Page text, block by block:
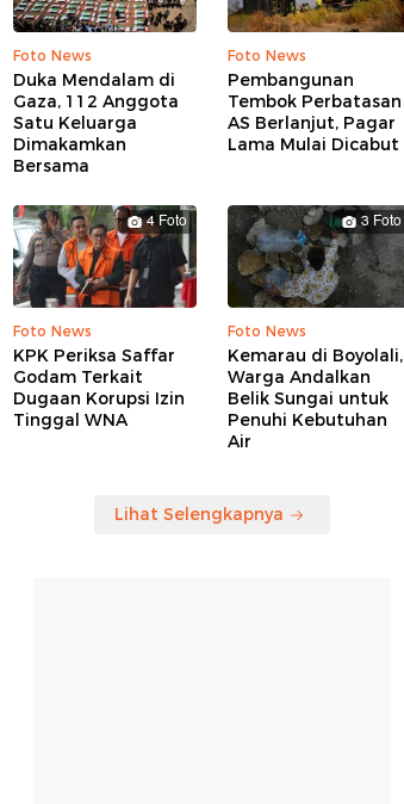
Foto News
Duka Mendalam di
Gaza, 112 Anggota
Satu Keluarga
Dimakamkan
Bersama
Foto News
Pembangunan
Tembok Perbatasan
AS Berlanjut, Pagar
Lama Mulai Dicabut
4 Foto
Foto News
KPK Periksa Saffar
Godam Terkait
Dugaan Korupsi Izin
Tinggal WNA
3 Foto
Foto News
Kemarau di Boyolali,
Warga Andalkan
Belik Sungai untuk
Penuhi Kebutuhan
Air
Lihat Selengkapnya